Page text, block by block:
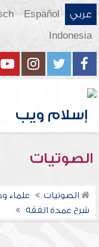
عربي Español
Indonesia
الصوتيات
الصوتيات علماء
شرح عمدة الفقه